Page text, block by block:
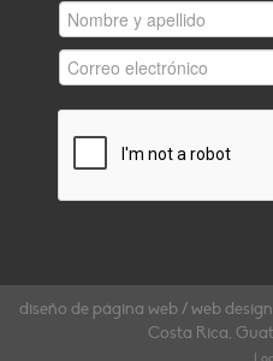
diseño de página web / web
Costa Rica,